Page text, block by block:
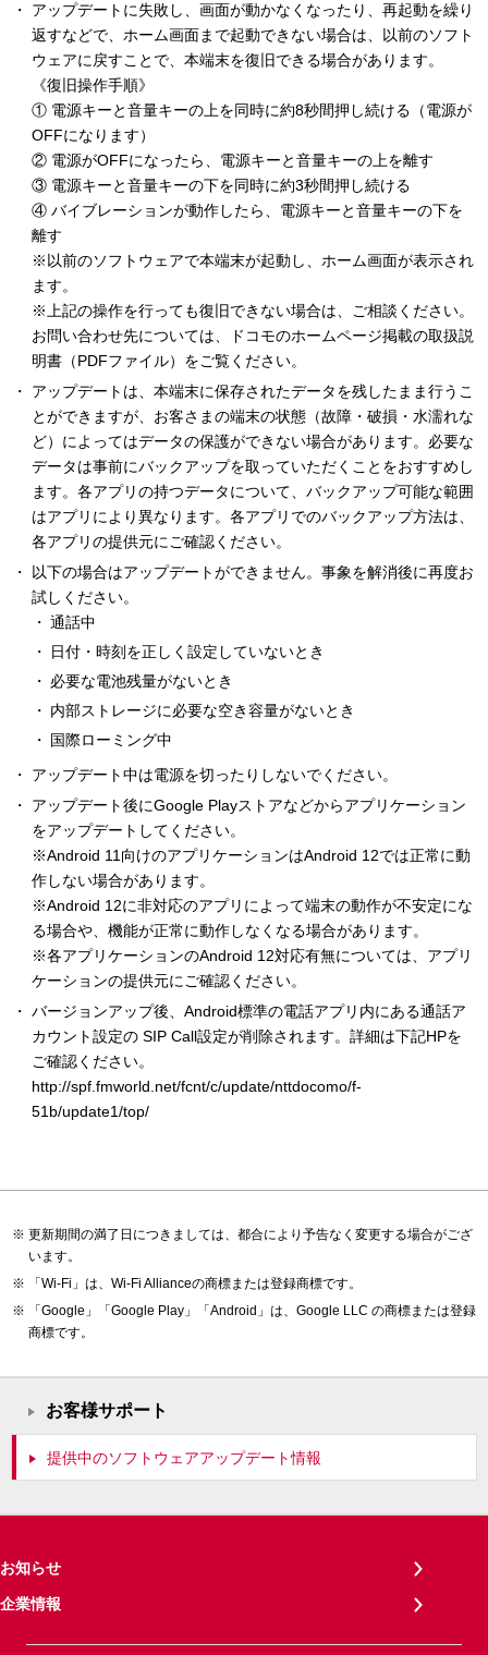
アップデートに失敗し、画面が動かなくなったり、再起動を繰り
返すなどで、ホーム画面まで起動できない場合は、以前のソフト
ウェアに戻すことで、本端末を復旧できる場合があります。
《復旧操作手順》
① 電源キーと音量キーの上を同時に約8秒間押し続ける（電源が
OFFになります）
② 電源がOFFになったら、電源キーと音量キーの上を離す
③ 電源キーと音量キーの下を同時に約3秒間押し続ける
④ バイブレーションが動作したら、電源キーと音量キーの下を
離す
※以前のソフトウェアで本端末が起動し、ホーム画面が表示され
ます。
※上記の操作を行っても復旧できない場合は、ご相談ください。
お問い合わせ先については、ドコモのホームページ掲載の取扱説
明書（PDFファイル）をご覧ください。
アップデートは、本端末に保存されたデータを残したまま行うこ
とができますが、お客さまの端末の状態（故障・破損・水濡れな
ど）によってはデータの保護ができない場合があります。必要な
データは事前にバックアップを取っていただくことをおすすめし
ます。各アプリの持つデータについて、バックアップ可能な範囲
はアプリにより異なります。各アプリでのバックアップ方法は、
各アプリの提供元にご確認ください。
以下の場合はアップデートができません。事象を解消後に再度お
試しください。
通話中
日付・時刻を正しく設定していないとき
必要な電池残量がないとき
内部ストレージに必要な空き容量がないとき
国際ローミング中
アップデート中は電源を切ったりしないでください。
アップデート後にGoogle Playストアなどからアプリケーション
をアップデートしてください。
※Android 11向けのアプリケーションはAndroid 12では正常に動
作しない場合があります。
※Android 12に非対応のアプリによって端末の動作が不安定にな
る場合や、機能が正常に動作しなくなる場合があります。
※各アプリケーションのAndroid 12対応有無については、アプリ
ケーションの提供元にご確認ください。
バージョンアップ後、Android標準の電話アプリ内にある通話ア
カウント設定の SIP Call設定が削除されます。詳細は下記HPを
ご確認ください。
http://spf.fmworld.net/fcnt/c/update/nttdocomo/f-
51b/update1/top/
更新期間の満了日につきましては、都合により予告なく変更する場合がござ
います。
「Wi-Fi」は、Wi-Fi Allianceの商標または登録商標です。
「Google」「Google Play」「Android」は、Google LLC の商標または登録
商標です。
お客様サポート
提供中のソフトウェアアップデート情報
お知らせ
企業情報